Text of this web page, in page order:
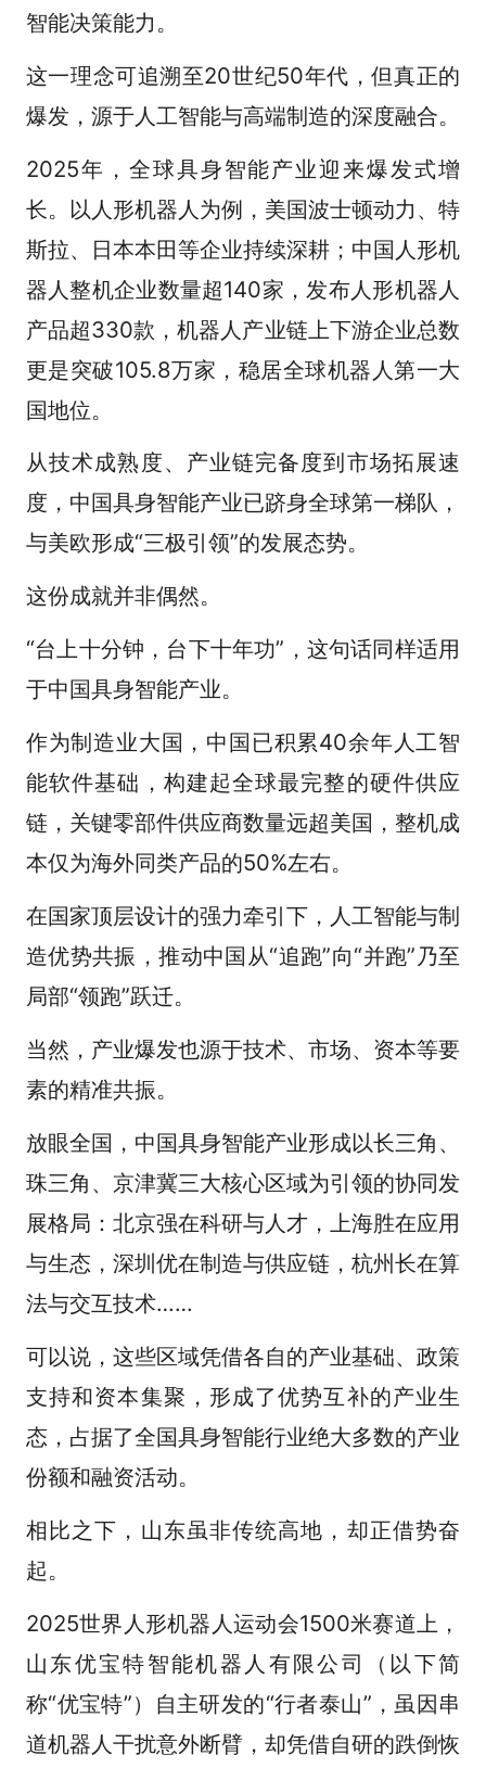
智能决策能力。
这一理念可追溯至20世纪50年代，但真正的
爆发，源于人工智能与高端制造的深度融合。
2025年，全球具身智能产业迎来爆发式增
长。以人形机器人为例，美国波士顿动力、特
斯拉、日本本田等企业持续深耕；中国人形机
器人整机企业数量超140家，发布人形机器人
产品超330款，机器人产业链上下游企业总数
更是突破105.8万家，稳居全球机器人第一大
国地位。
从技术成熟度、产业链完备度到市场拓展速
度，中国具身智能产业已跻身全球第一梯队，
与美欧形成“三极引领”的发展态势。
这份成就并非偶然。
“台上十分钟，台下十年功”，这句话同样适用
于中国具身智能产业。
作为制造业大国，中国已积累40余年人工智
能软件基础，构建起全球最完整的硬件供应
链，关键零部件供应商数量远超美国，整机成
本仅为海外同类产品的50%左右。
在国家顶层设计的强力牵引下，人工智能与制
造优势共振，推动中国从“追跑”向“并跑”乃至
局部“领跑”跃迁。
当然，产业爆发也源于技术、市场、资本等要
素的精准共振。
放眼全国，中国具身智能产业形成以长三角、
珠三角、京津冀三大核心区域为引领的协同发
展格局：北京强在科研与人才，上海胜在应用
与生态，深圳优在制造与供应链，杭州长在算
法与交互技术……
可以说，这些区域凭借各自的产业基础、政策
支持和资本集聚，形成了优势互补的产业生
态，占据了全国具身智能行业绝大多数的产业
份额和融资活动。
相比之下，山东虽非传统高地，却正借势奋
起。
2025世界人形机器人运动会1500米赛道上，
山东优宝特智能机器人有限公司（以下简
称“优宝特”）自主研发的“行者泰山”，虽因串
道机器人干扰意外断臂，却凭借自研的跌倒恢